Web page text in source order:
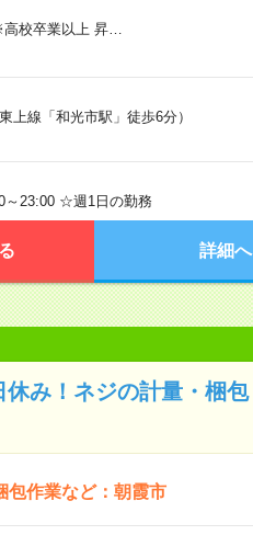
校卒業以上 昇…
線「和光市駅」徒歩6分）
～23:00 ☆週1日の勤務
詳細へ
み！ネジの計量・梱包
包作業など：朝霞市